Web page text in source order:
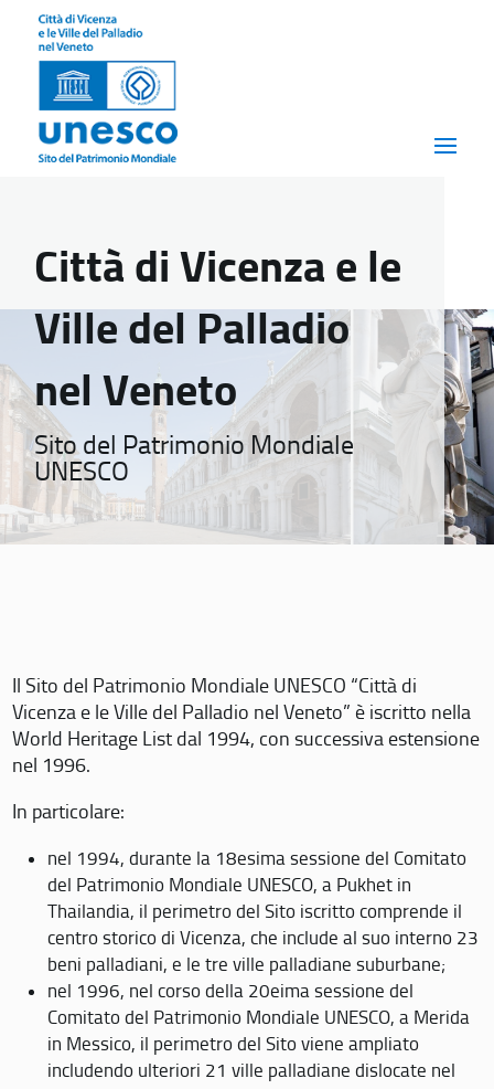
Città di Vicenza e le
Ville del Palladio
nel Veneto
Sito del Patrimonio Mondiale
UNESCO
Il Sito del Patrimonio Mondiale UNESCO “Città di
Vicenza e le Ville del Palladio nel Veneto” è iscritto nella
World Heritage List dal 1994, con successiva estensione
nel 1996.
In particolare:
nel 1994, durante la 18esima sessione del Comitato
del Patrimonio Mondiale UNESCO, a Pukhet in
Thailandia, il perimetro del Sito iscritto comprende il
centro storico di Vicenza, che include al suo interno 23
beni palladiani, e le tre ville palladiane suburbane;
nel 1996, nel corso della 20eima sessione del
Comitato del Patrimonio Mondiale UNESCO, a Merida
in Messico, il perimetro del Sito viene ampliato
includendo ulteriori 21 ville palladiane dislocate nel